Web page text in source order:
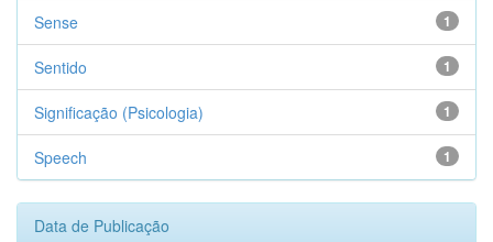
1
Sense
1
Sentido
1
Significação (Psicologia)
1
Speech
Data de Publicação